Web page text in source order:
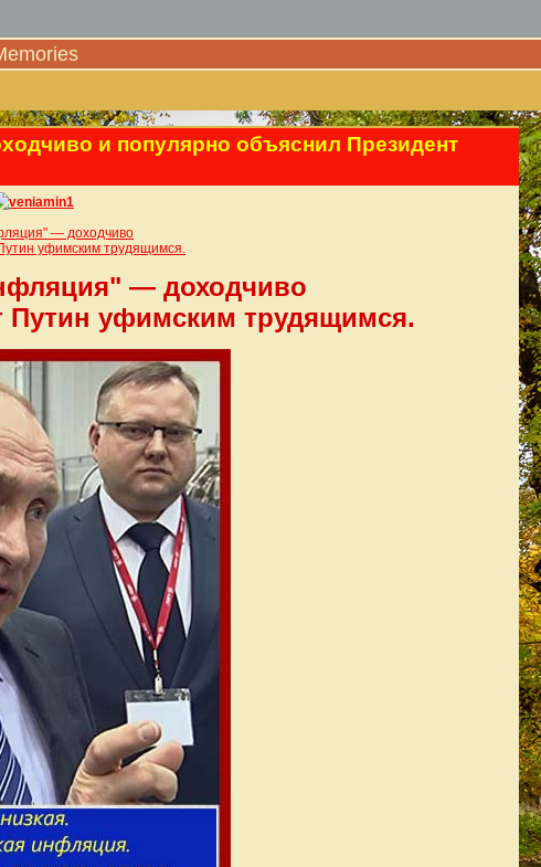
и популярно объяснил Президент
veniamin1
— доходчиво
уфимским трудящимся.
— доходчиво
Путин уфимским трудящимся.